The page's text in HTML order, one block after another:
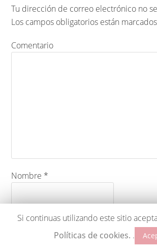
Tu dirección de correo electrónico no
Los campos obligatorios están
Comentario
Nombre *
Correo electrónico*
Si continuas utilizando este sitio
Políticas de cookies. .